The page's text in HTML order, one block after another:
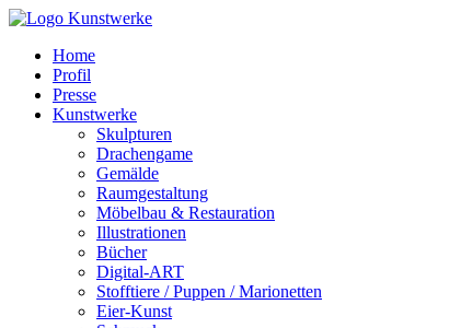
Home
Profil
Presse
Kunstwerke
Skulpturen
Drachengame
Gemälde
Raumgestaltung
Möbelbau & Restauration
Illustrationen
Bücher
Digital-ART
Stofftiere / Puppen / Marionetten
Eier-Kunst